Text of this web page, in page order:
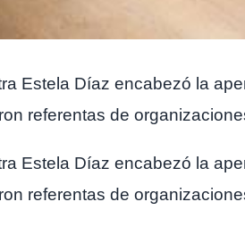
Estela Díaz encabezó la
referentas de
Estela Díaz encabezó la
referentas de